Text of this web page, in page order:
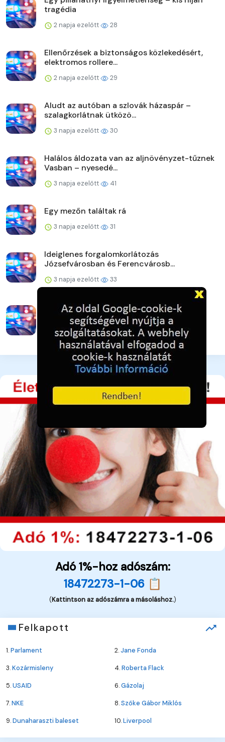
tragédia
2 napja ezelőtt 28
Ellenőrzések a biztonságos közlekedésért,
elektromos rollere...
2 napja ezelőtt 29
Aludt az autóban a szlovák házaspár –
szalagkorlátnak ütközö...
3 napja ezelőtt 30
Halálos áldozata van az aljnövényzet-tűznek
Vasban – nyesedé...
3 napja ezelőtt 41
Egy mezőn találtak rá
3 napja ezelőtt 31
Ideiglenes forgalomkorlátozás
Józsefvárosban és Ferencvárosb...
3 napja ezelőtt 33
Strandoljunk biztonságosan Pest
vármegyében is!
3 napja ezelőtt 35
Adó 1%-hoz adószám:
18472273-1-06 📋
(Kattintson az adószámra a másoláshoz.)
Felkapott
1.Parlament 2.Jane Fonda
3.Kozármisleny 4.Roberta Flack
5.USAID 6.Gázolaj
7.NKE 8.Szőke Gábor Miklós
9.Dunaharaszti baleset 10.Liverpool